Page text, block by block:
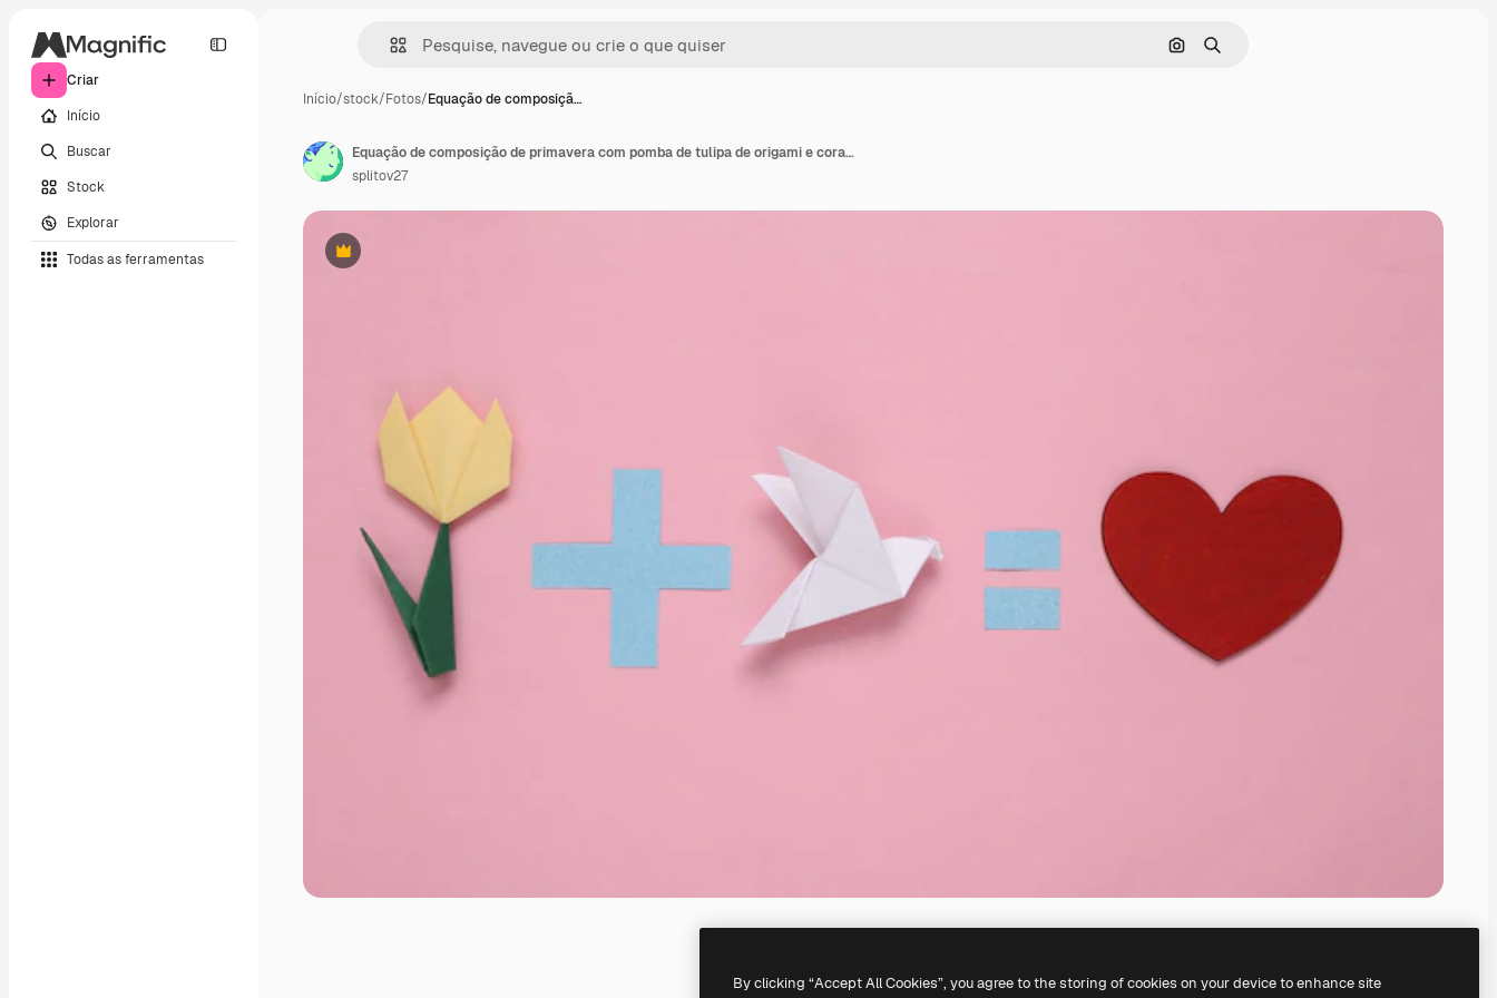
Criar
Início
Buscar
Stock
Explorar
Todas as ferramentas
Pesquisar por imagem
Buscar
Início/stock/Fotos/Equação de composiçã…
Premium
Equação de composição de primavera com pomba de tulipa de origami e coração em fundo rosa
splitov27
By clicking “Accept All Cookies”, you agree to the storing of cookies on your device to enhance site